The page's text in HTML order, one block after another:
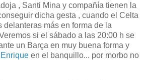
, Santi Mina y compañía tienen la
dicha gesta , cuando el Celta
delanteras más en forma de la
si el sábado a las 20:00 h se
un Barça en muy buena forma y
en el banquillo... por morbo no